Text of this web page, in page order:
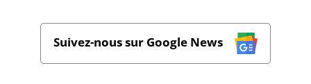
Suivez-nous sur Google News